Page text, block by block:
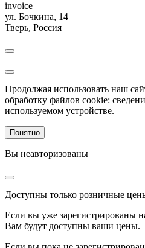
invoice
ул. Бочкина, 14
Тверь, Россия
Продолжая использовать наш
обработку файлов cookie:
используемом устройстве.
Понятно
Вы неавторизованы
Доступны только розничные
Если вы уже зарегистрированы
Вам будут доступны ваши цены.